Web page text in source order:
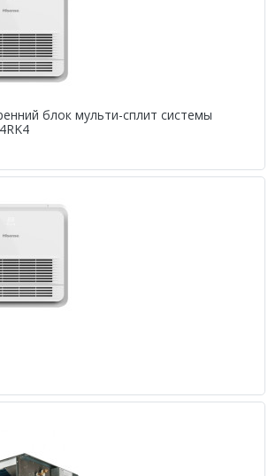
блок мульти-сплит системы